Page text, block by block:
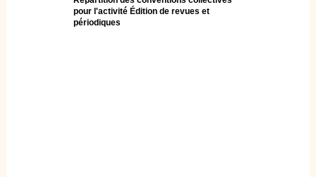
pour l'activité Édition de revues et
périodiques